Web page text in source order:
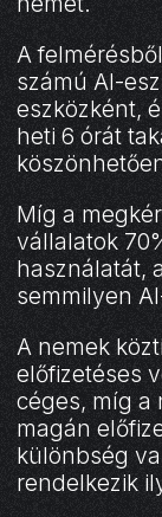
A
számú AI-
eszközként,
heti 6 órát
Míg a
vállalatok
használatát,
semmilyen
A nemek
előfizetéses
céges, míg a
magán
különbség
rendelkezik